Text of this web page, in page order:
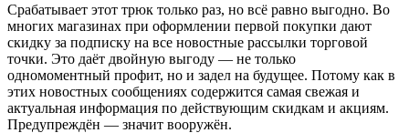
Срабатывает этот трюк только раз, но всё равно выгодно. Во
многих магазинах при оформлении первой покупки дают
скидку за подписку на все новостные рассылки торговой
точки. Это даёт двойную выгоду — не только
одномоментный профит, но и задел на будущее. Потому как в
этих новостных сообщениях содержится самая свежая и
актуальная информация по действующим скидкам и акциям.
Предупреждён — значит вооружён.